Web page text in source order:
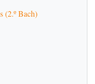
(2.º Bach)